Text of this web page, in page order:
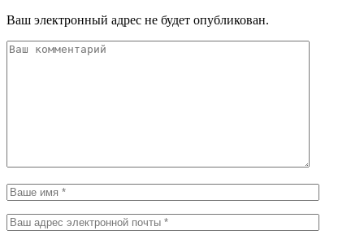
Ваш электронный адрес не будет опубликован.